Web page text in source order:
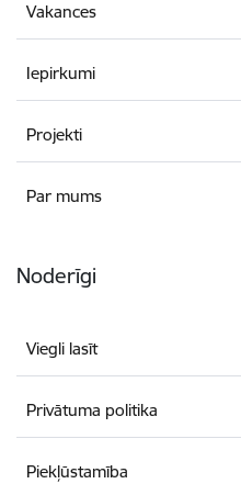
Vakances
Iepirkumi
Projekti
Par mums
Noderīgi
Viegli lasīt
Privātuma politika
Piekļūstamība